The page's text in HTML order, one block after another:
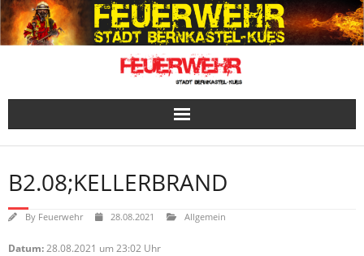
Skip
to
content
B2.08;KELLERBRAND
By Feuerwehr 28.08.2021 Allgemein
Datum:28.08.2021 um 23:02 Uhr